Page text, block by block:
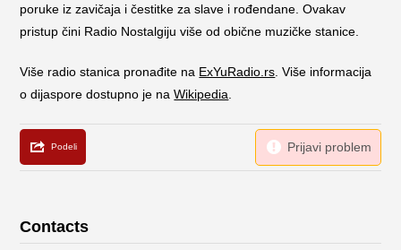
poruke iz zavičaja i čestitke za slave i rođendane. Ovakav
pristup čini Radio Nostalgiju više od obične muzičke stanice.
Više radio stanica pronađite na ExYuRadio.rs . Više informacija
o dijaspore dostupno je naWikipedia
Contacts